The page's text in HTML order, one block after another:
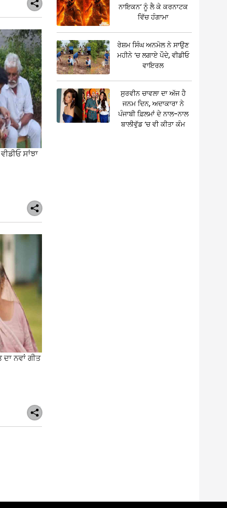
ਸਾਂਝਾ
ਨਵਾਂ ਗੀਤ
ਨਾਇਕਨ’ ਨੂੰ ਲੈ ਕੇ ਕਰਨਾਟਕ
ਵਿੱਚ ਹੰਗਾਮਾ
ਰੇਸ਼ਮ ਸਿੰਘ ਅਨਮੋਲ ਨੇ ਸਾਉਣ
ਮਹੀਨੇ ‘ਚ ਲਗਾਏ ਪੌਦੇ, ਵੀਡੀਓ
ਵਾਇਰਲ
ਸੁਰਵੀਨ ਚਾਵਲਾ ਦਾ ਅੱਜ ਹੈ
ਜਨਮ ਦਿਨ, ਅਦਾਕਾਰਾ ਨੇ
ਪੰਜਾਬੀ ਫ਼ਿਲਮਾਂ ਦੇ ਨਾਲ-ਨਾਲ
ਬਾਲੀਵੁੱਡ ‘ਚ ਵੀ ਕੀਤਾ ਕੰਮ